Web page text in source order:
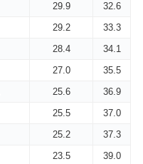
29.9
32.6
29.2
33.3
28.4
34.1
27.0
35.5
25.6
36.9
25.5
37.0
25.2
37.3
23.5
39.0